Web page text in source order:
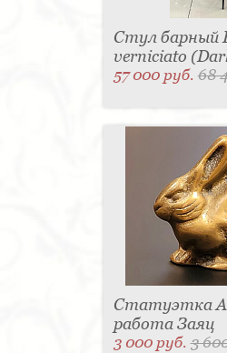
Стул барный
verniciato
57 000 руб.68
Статуэтка
работа Заяц
3 000 руб.3